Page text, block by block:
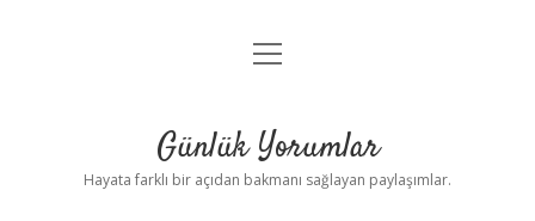
Anasayfa
Yasal Uyarı
menüyü
Günlük Yorumlar
Hayata farklı bir açıdan bakmanı sağlayan paylaşımlar.